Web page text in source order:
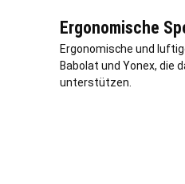
Ergonomische
Ergonomische und
Babolat und Yonex, die
unterstützen.